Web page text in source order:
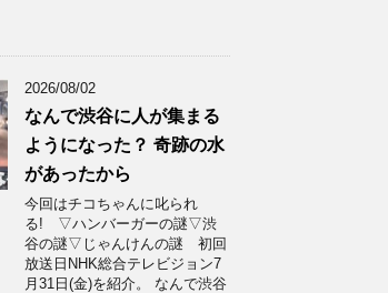
2026/08/02
なんで渋谷に人が集まる
ようになった？ 奇跡の水
があったから
今回はチコちゃんに叱られ
る! ▽ハンバーガーの謎▽渋
谷の謎▽じゃんけんの謎 初回
放送日NHK総合テレビジョン7
月31日(金)を紹介。 なんで渋谷